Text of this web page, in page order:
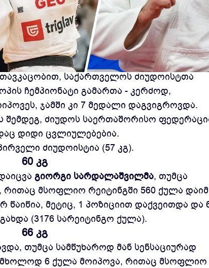
ევროპის ჩემპიონატი ოფიციალურად
საქართველოს ძიუდოისტთა
ჩემპიონატი გამართა - კერძოდ,
ჯამში კი 7 მედალი დაგვიგროვდა.
შემდეგ, ძიუდოს საერთაშორისო
დიდი ცვლიულებებია.
ძიუდოისტია (57 კგ).
60 კგ
გიორგი სარდალაშვილმა, თუმცა
მსოფლიო რეიტინგში 560 ქულა
მეტიც, 1 პოზიციით დაქვეითდა და
(3176 სარეიტინგო ქულა).
66 კგ
თუმცა სამწუხაროდ მან სენსაციურად
მხოლოდ 6 ქულა მოიპოვა, რითაც მსოფლიო